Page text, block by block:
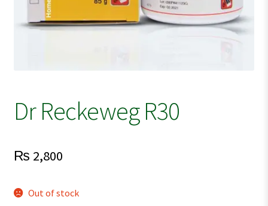
Dr Reckeweg R30
₨ 2,800
Out of stock